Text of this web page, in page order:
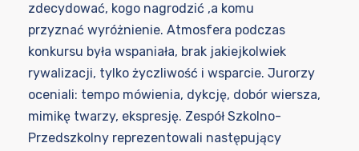
zdecydować, kogo nagrodzić ,a komu
przyznać wyróżnienie. Atmosfera podczas
konkursu była wspaniała, brak jakiejkolwiek
rywalizacji, tylko życzliwość i wsparcie. Jurorzy
oceniali: tempo mówienia, dykcję, dobór wiersza,
mimikę twarzy, ekspresję. Zespół Szkolno-
Przedszkolny reprezentowali następujący